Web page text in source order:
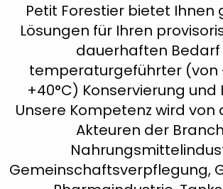
Petit Forestier bietet Ihnen
Lösungen für Ihren
dauerhaften Bedarf
temperaturgeführter (von
+40°C) Konservierung und
Unsere Kompetenz wird von
Akteuren der
Gemeinschaftsverpflegung,